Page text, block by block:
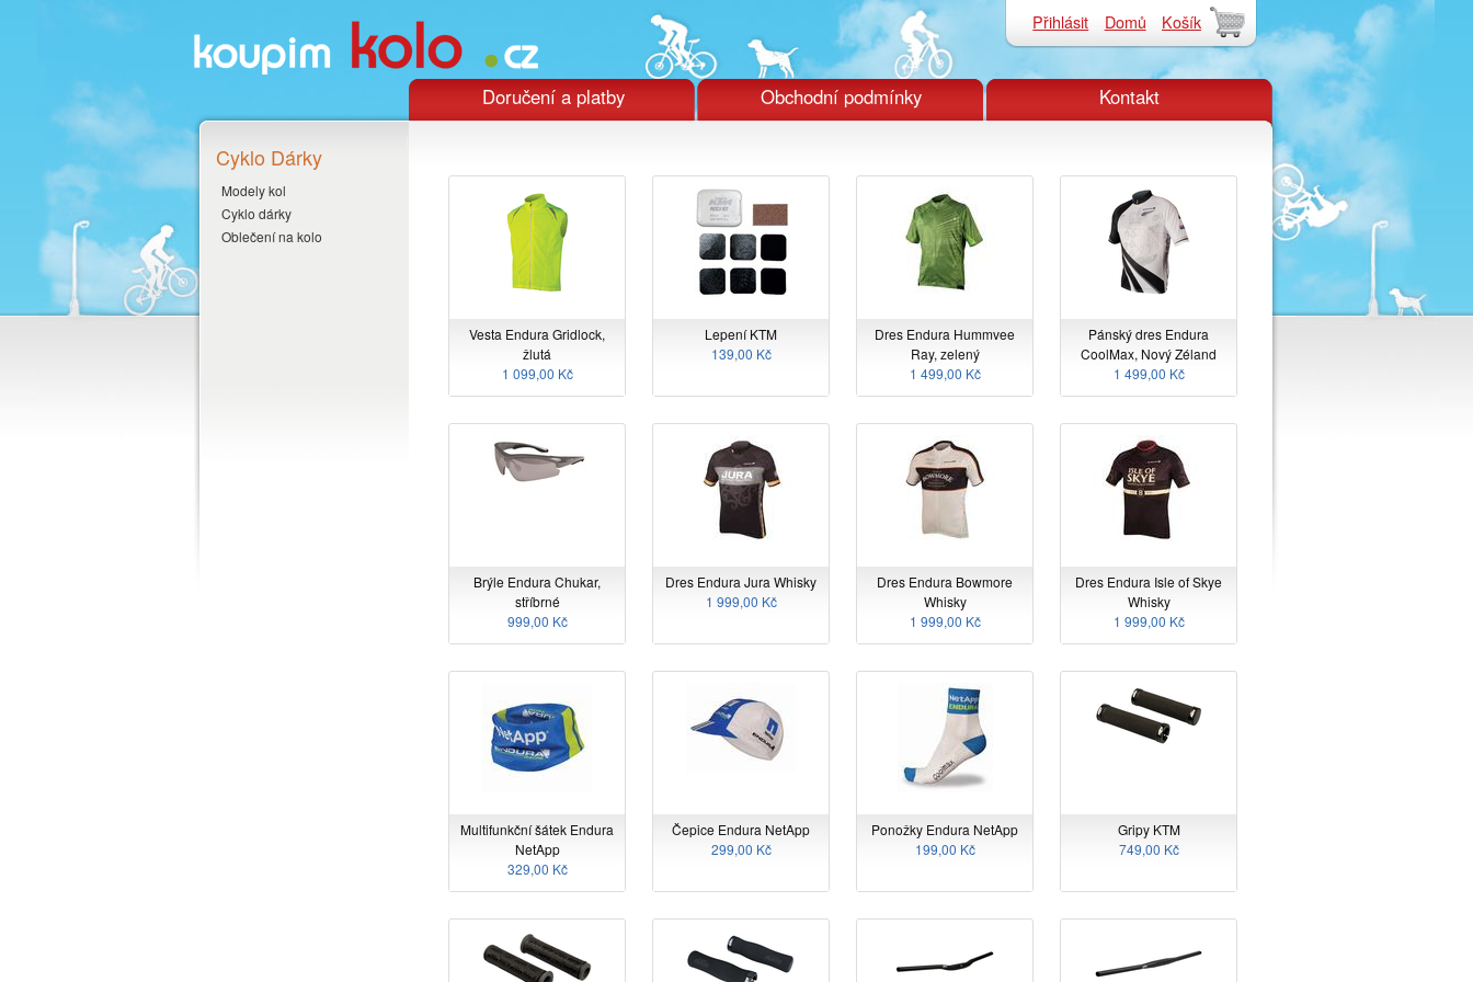
Přihlásit Domů Košík
Doručení a platby Obchodní podmínky Kontakt
Cyklo Dárky
Modely kol
Cyklo dárky
Oblečení na kolo
Vesta Endura Gridlock,
žlutá
1 099,00 Kč
Lepení KTM
139,00 Kč
Dres Endura Hummvee
Ray, zelený
1 499,00 Kč
Pánský dres Endura
CoolMax, Nový Zéland
1 499,00 Kč
Brýle Endura Chukar,
stříbrné
999,00 Kč
Dres Endura Jura Whisky
1 999,00 Kč
Dres Endura Bowmore
Whisky
1 999,00 Kč
Dres Endura Isle of Skye
Whisky
1 999,00 Kč
Multifunkční šátek Endura
NetApp
329,00 Kč
Čepice Endura NetApp
299,00 Kč
Ponožky Endura NetApp
199,00 Kč
Gripy KTM
749,00 Kč